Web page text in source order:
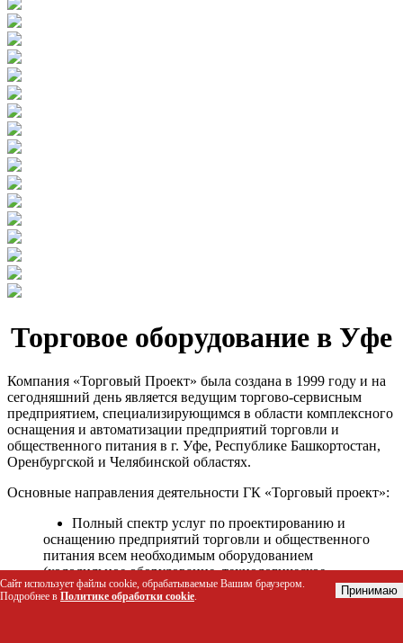
Торговое оборудование в Уфе
Компания «Торговый Проект» была создана в 1999 году и на
сегодняшний день является ведущим торгово-сервисным
предприятием, специализирующимся в области комплексного
оснащения и автоматизации предприятий торговли и
общественного питания в г. Уфе, Республике Башкортостан,
Оренбургской и Челябинской областях.
Основные направления деятельности ГК «Торговый проект»:
Полный спектр услуг по проектированию и
оснащению предприятий торговли и общественного
питания всем необходимым оборудованием
(холодильное оборудование, технологическое
оборудование, стеллажное оборудование и т.д.);
Автоматизация торговых процессов и внедрения
Сайт использует файлы cookie, обрабатываемые Вашим браузером.
Подробнее в Политике обработки cookie. Принимаю